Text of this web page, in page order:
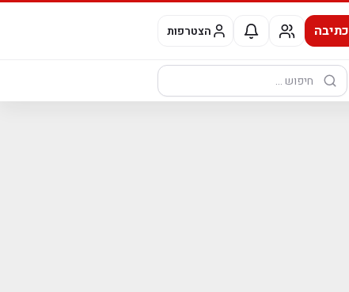
כתיבה הצטרפות
חיפוש: